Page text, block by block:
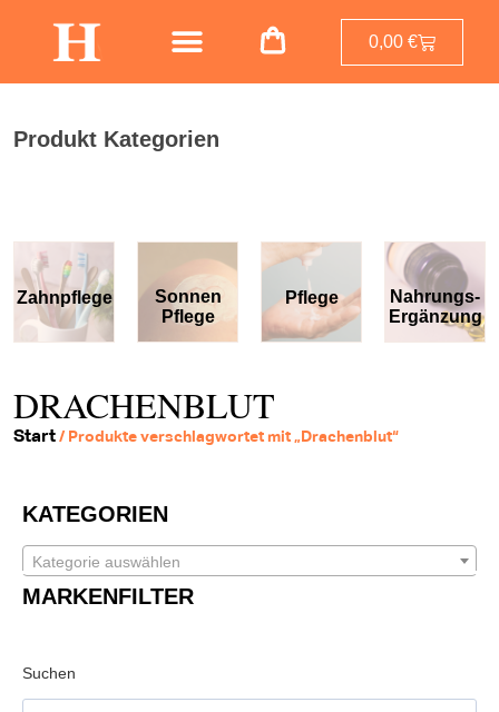
0,00€
Produkt Kategorien
Zahnpflege
Sonnen
Pflege
Pflege
Nahrungs-
Ergänzung
DRACHENBLUT
Start/ Produkte verschlagwortet mit „Drachenblut“
KATEGORIEN
Kategorie auswählen
MARKENFILTER
Suchen